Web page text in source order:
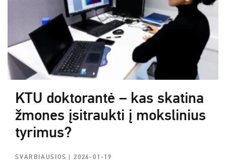
KTU doktorantė – kas skatina
žmones įsitraukti į mokslinius
tyrimus?
SVARBIAUSIOS| 2026-01-19